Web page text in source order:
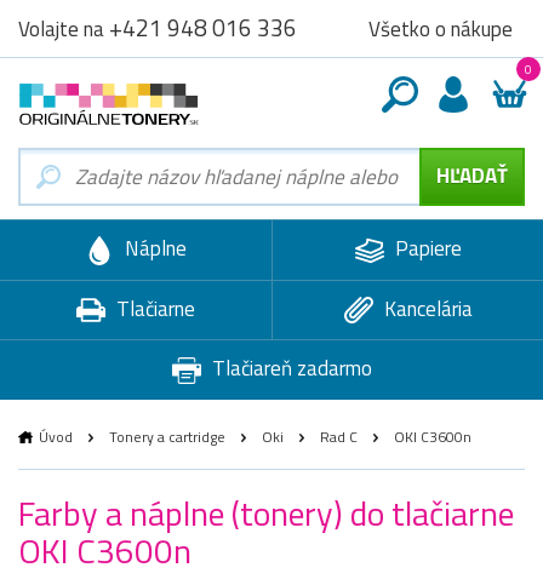
Volajte na+421 948 016 336 Všetko o nákupe
0
Náplne
Papiere
Tlačiarne
Kancelária
Tlačiareň zadarmo
Úvod Tonery a cartridge Oki Rad C OKI C3600n
Farby a náplne (tonery) do tlačiarne
OKI C3600n